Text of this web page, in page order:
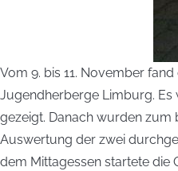
Vom 9. bis 11. November
Jugendherberge Limburg. Es
gezeigt. Danach wurden zum
Auswertung der zwei
dem Mittagessen startete die